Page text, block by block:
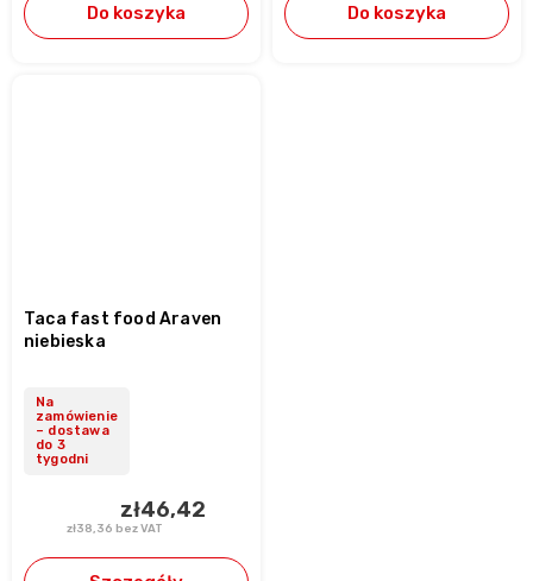
Do koszyka Do koszyka
Taca fast food Araven
niebieska
Na
zamówienie
– dostawa
do 3
tygodni
zł38,36 bez VAT
zł46,42